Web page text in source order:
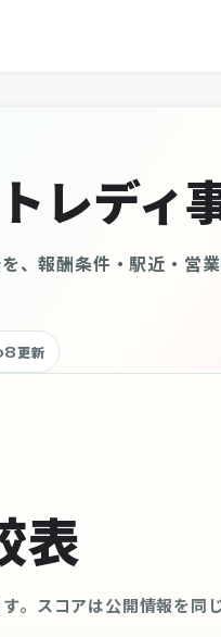
レディ
、報酬条件・駅近・営
更新
表
。スコアは公開情報を同